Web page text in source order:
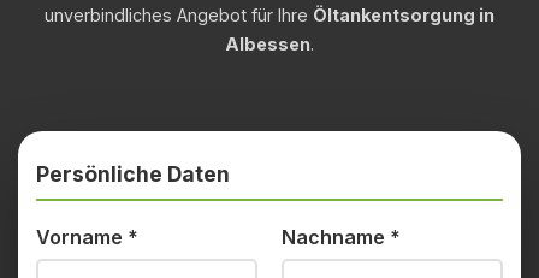
unverbindliches Angebot für Ihre Öltankentsorgung in
Albessen.
Persönliche Daten
Vorname * Nachname *